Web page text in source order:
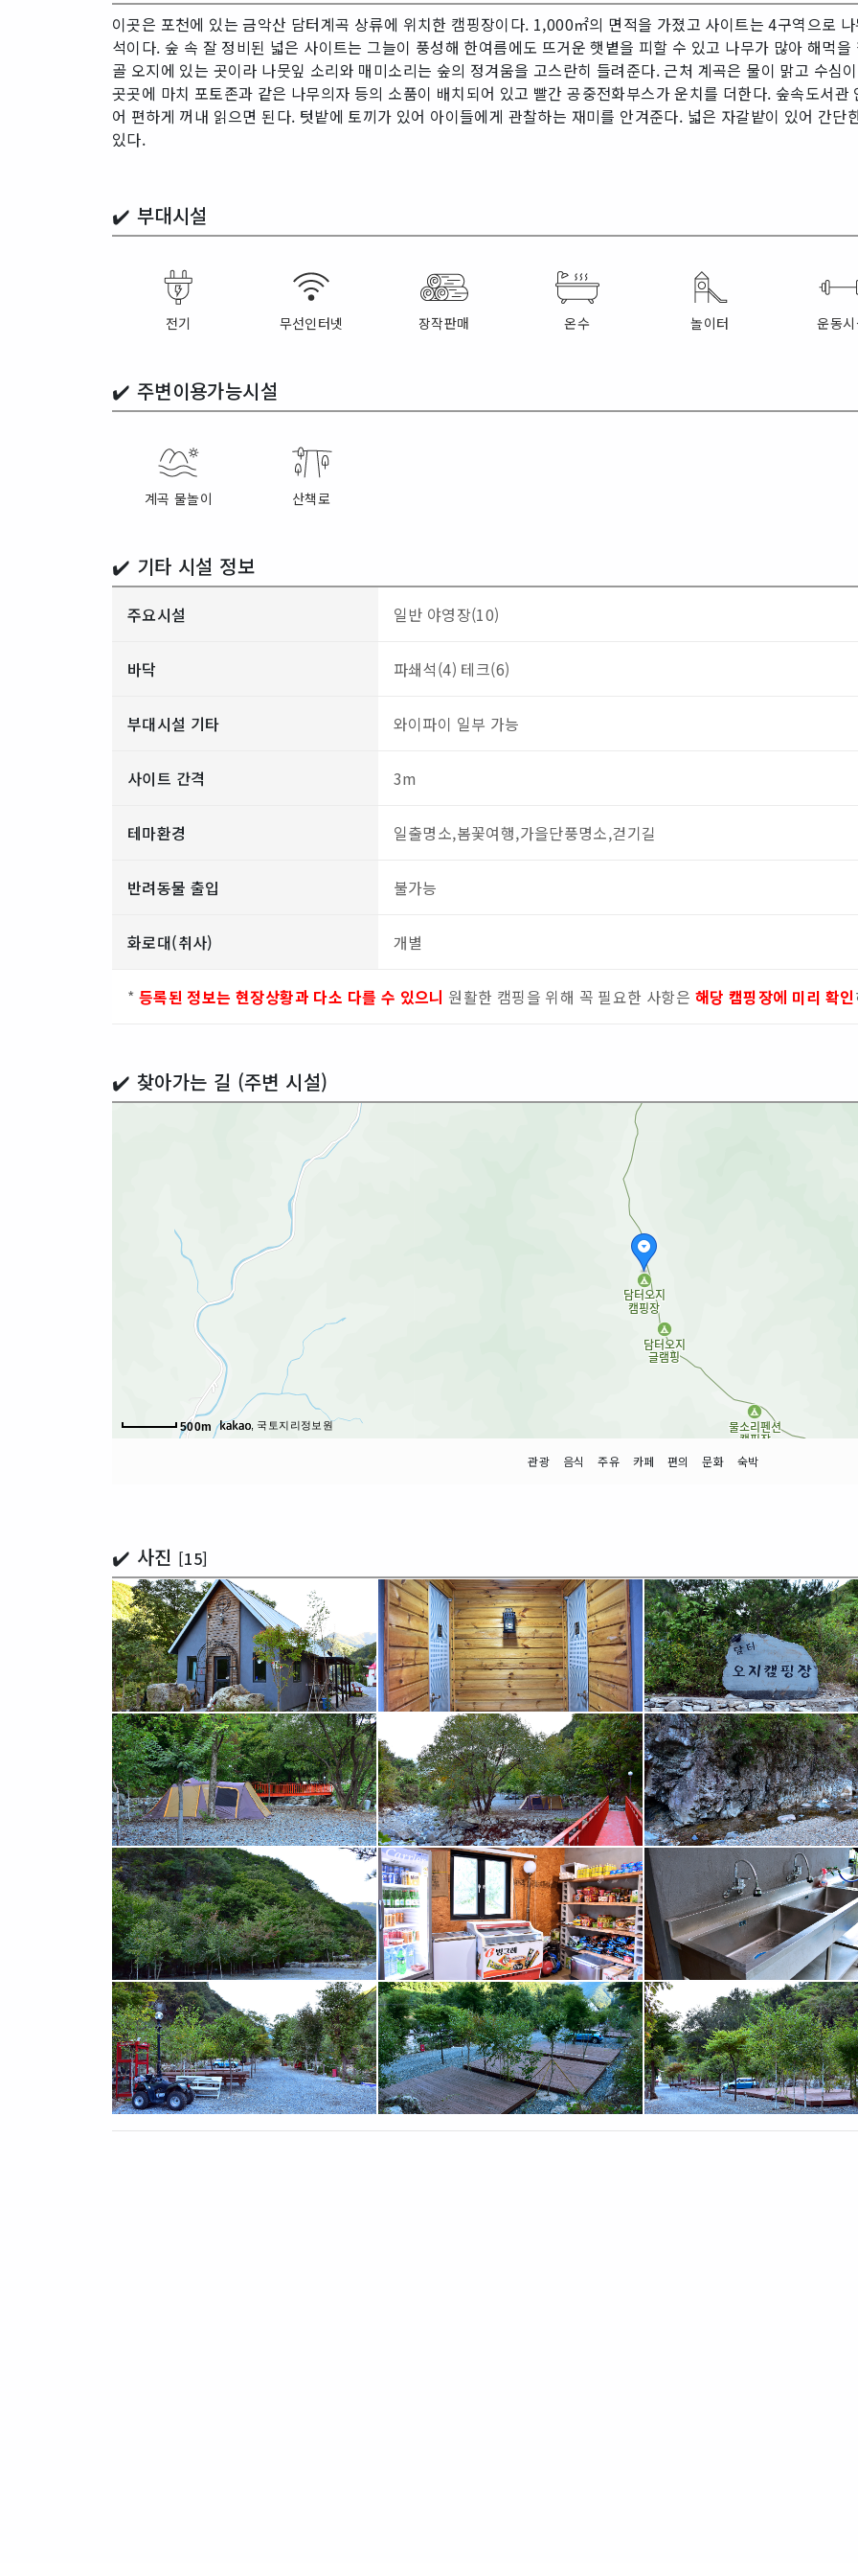
이곳은 포천에 있는 금악산 담터계곡 상류에 위치한 캠핑장이다. 1,000㎡의 면적을 가졌고 사이트는 4구역으로
석이다. 숲 속 잘 정비된 넓은 사이트는 그늘이 풍성해 한여름에도 뜨거운 햇볕을 피할 수 있고 나무가 많아 해먹
골 오지에 있는 곳이라 나뭇잎 소리와 매미소리는 숲의 정겨움을 고스란히 들려준다. 근처 계곡은 물이 맑고 수심
곳곳에 마치 포토존과 같은 나무의자 등의 소품이 배치되어 있고 빨간 공중전화부스가 운치를 더한다. 숲속도서
어 편하게 꺼내 읽으면 된다. 텃밭에 토끼가 있어 아이들에게 관찰하는 재미를 안겨준다. 넓은 자갈밭이 있어 간
있다.
✔️ 부대시설
전기 무선인터넷 장작판매 온수 놀이터 운동
✔️ 주변이용가능시설
계곡 물놀이 산책로
✔️ 기타 시설 정보
주요시설 일반 야영장(10)
바닥 파쇄석(4) 테크(6)
부대시설 기타 와이파이 일부 가능
사이트 간격 3m
테마환경 일출명소,봄꽃여행,가을단풍명소,걷기길
반려동물 출입 불가능
화로대(취사) 개별
* 등록된 정보는 현장상황과 다소 다를 수 있으니 원활한 캠핑을 위해 꼭 필요한 사항은 해당 캠핑장에 미리 확인
✔️ 찾아가는 길 (주변 시설)
500m , 국토지리정보원
관광 음식 주유 카페 편의 문화 숙박
✔️ 사진 [15]